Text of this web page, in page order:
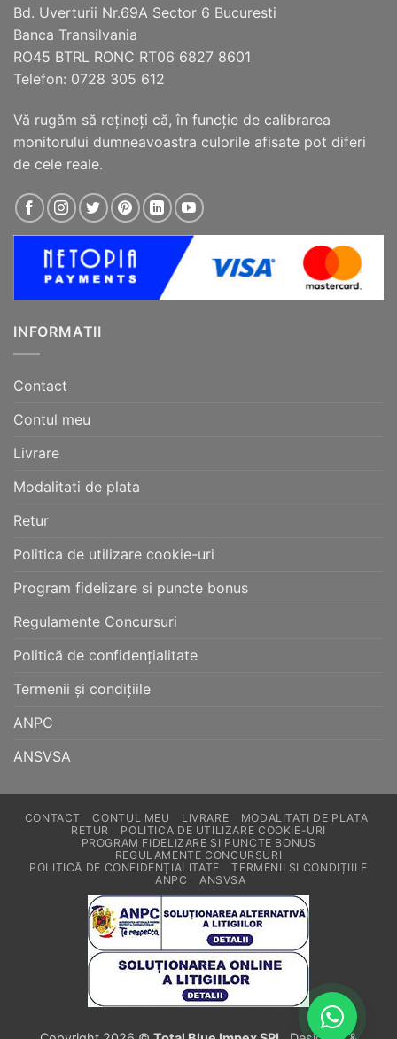
Bd. Uverturii Nr.69A Sector 6 Bucuresti
Banca Transilvania
RO45 BTRL RONC RT06 6827 8601
Telefon: 0728 305 612
Vă rugăm să reţineţi că, în funcţie de calibrarea
monitorului dumneavoastra culorile afisate pot diferi
de cele reale.
INFORMATII
Contact
Contul meu
Livrare
Modalitati de plata
Retur
Politica de utilizare cookie-uri
Program fidelizare si puncte bonus
Regulamente Concursuri
Politică de confidențialitate
Termenii și condițiile
ANPC
ANSVSA
CONTACT CONTUL MEU LIVRARE
MODALITATI DE PLATA
RETUR
POLITICA DE UTILIZARE COOKIE-URI
PROGRAM FIDELIZARE SI PUNCTE BONUS
REGULAMENTE CONCURSURI
POLITICĂ DE CONFIDENȚIALITATE
TERMENII ȘI CONDIȚIILE
ANPC
ANSVSA